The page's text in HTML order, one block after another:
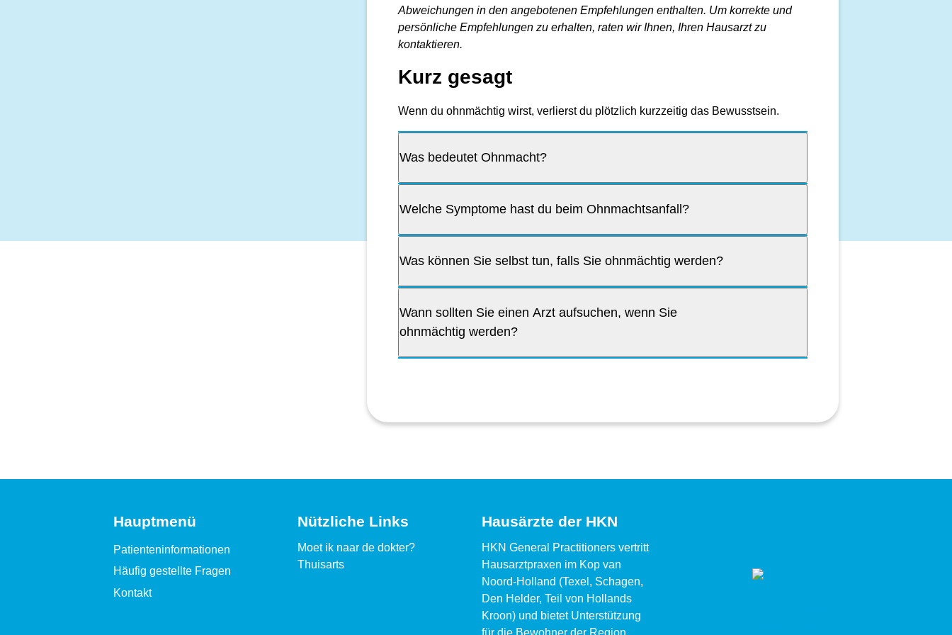
Abweichungen in den angebotenen Empfehlungen enthalten. Um korrekte und
persönliche Empfehlungen zu erhalten, raten wir Ihnen, Ihren Hausarzt zu
kontaktieren.
Kurz gesagt
Wenn du ohnmächtig wirst, verlierst du plötzlich kurzzeitig das Bewusstsein.
Was bedeutet Ohnmacht?
Welche Symptome hast du beim Ohnmachtsanfall?
Was können Sie selbst tun, falls Sie ohnmächtig werden?
Wann sollten Sie einen Arzt aufsuchen, wenn Sie
ohnmächtig werden?
Hauptmenü
Patienteninformationen
Häufig gestellte Fragen
Kontakt
Nützliche Links
Moet ik naar de dokter?
Thuisarts
Hausärzte der HKN
HKN General Practitioners vertritt
Hausarztpraxen im Kop van
Noord-Holland (Texel, Schagen,
Den Helder, Teil von Hollands
Kroon) und bietet Unterstützung
für die Bewohner der Region.